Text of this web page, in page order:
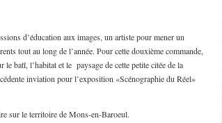
d’éducation aux images, un artiste pour mener un
tout au long de l’année. Pour cette douxième commande,
batî, l’habitat et le paysage de cette petite citée de la
inviation pour l’exposition «Scénographie du Réel»
sur le territoire de Mons-en-Baroeul.